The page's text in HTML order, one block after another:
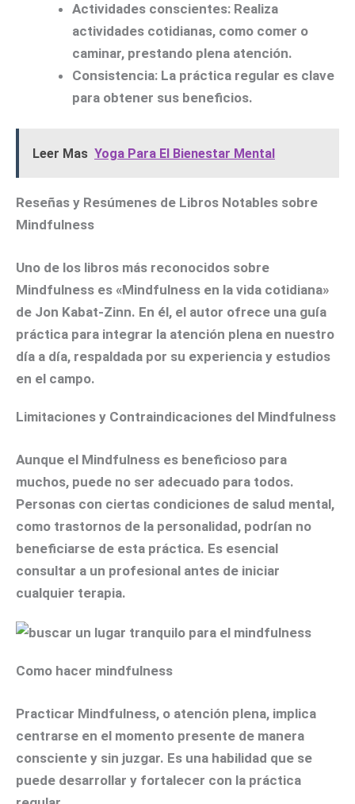
Actividades conscientes: Realiza
actividades cotidianas, como comer o
caminar, prestando plena atención.
Consistencia: La práctica regular es clave
para obtener sus beneficios.
Leer Mas Yoga Para El Bienestar Mental
Reseñas y Resúmenes de Libros Notables sobre
Mindfulness
Uno de los libros más reconocidos sobre
Mindfulness es «Mindfulness en la vida cotidiana»
de Jon Kabat-Zinn. En él, el autor ofrece una guía
práctica para integrar la atención plena en nuestro
día a día, respaldada por su experiencia y estudios
en el campo.
Limitaciones y Contraindicaciones del Mindfulness
Aunque el Mindfulness es beneficioso para
muchos, puede no ser adecuado para todos.
Personas con ciertas condiciones de salud mental,
como trastornos de la personalidad, podrían no
beneficiarse de esta práctica. Es esencial
consultar a un profesional antes de iniciar
cualquier terapia.
Como hacer mindfulness
Practicar Mindfulness, o atención plena, implica
centrarse en el momento presente de manera
consciente y sin juzgar. Es una habilidad que se
puede desarrollar y fortalecer con la práctica